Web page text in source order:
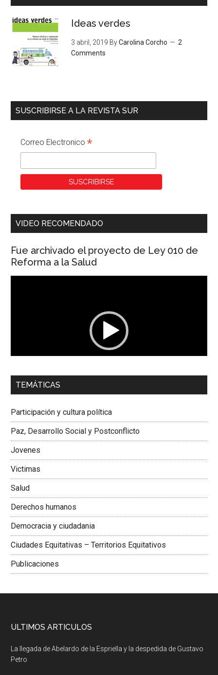
Ideas verdes
3 abril, 2019 ByCarolina Corcho
2
Comments
SUSCRIBIRSE A LA REVISTA SUR
Correo Electronico*
VIDEO RECOMENDADO
Fue archivado el proyecto de Ley 010 de
Reforma a la Salud
00:00 01:04
Dra. Carolina Corcho Mejía,Presidenta Corporación
Colombiana
TEMÁTICAS
Participación y cultura política
Paz, Desarrollo Social y Postconflicto
Jovenes
Victimas
Salud
Derechos humanos
Democracia y ciudadania
Ciudades Equitativas – Territorios Equitativos
Publicaciones
ULTIMOS ARTICULOS
La llegada de Abelardo de la Espriella y la despedida de Gustavo
Petro